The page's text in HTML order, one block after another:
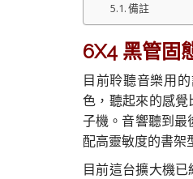
備註
6X4 黑管固
目前聆聽音樂用
色，聽起來的感
子機。音響聽到最
配高靈敏度的書架
目前這台擴大機